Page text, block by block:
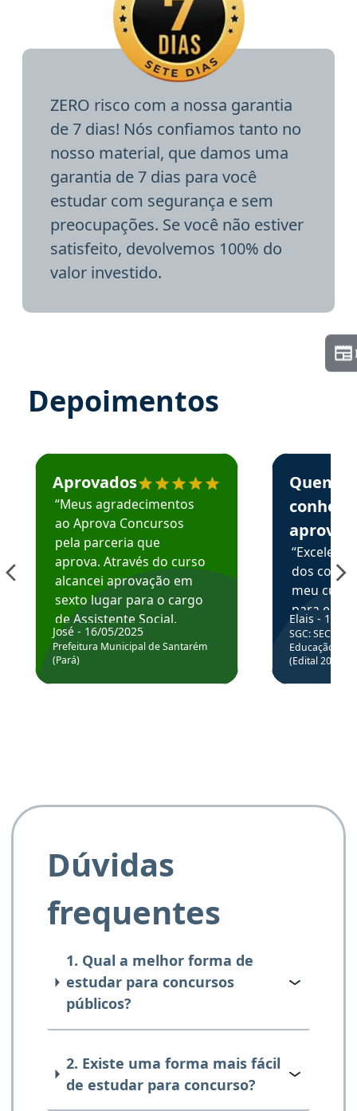
ZERO risco com a nossa garantia
de 7 dias! Nós confiamos tanto no
nosso material, que damos uma
garantia de 7 dias para você
estudar com segurança e sem
preocupações. Se você não estiver
satisfeito, devolvemos 100% do
valor investido.
Depoimentos
Estudante José recomenda o Aprova Concursos em
Aprovados
“Meus agradecimentos
ao Aprova Concursos
pela parceria que
aprova. Através do curso
alcancei aprovação em
sexto lugar para o cargo
de Assistente Social.
Hoje estou atuando na
Prefeitura de Santarém.
José - 16/05/2025
Prefeitura Municipal de Santarém
(Pará)
Estudante
Quem
aprova
dos
meu
para
colocar
através
de
Elais - 15/
SGC: SEC BA
Educação
(Edital
Dúvidas
frequentes
1. Qual a melhor forma de
estudar para concursos
públicos?
2. Existe uma forma mais fácil
de estudar para concurso?